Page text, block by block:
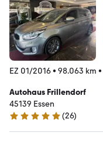
EZ 01/2016• 98.063 km •
Autohaus Frillendorf
45139 Essen
5 Sterne
(26)